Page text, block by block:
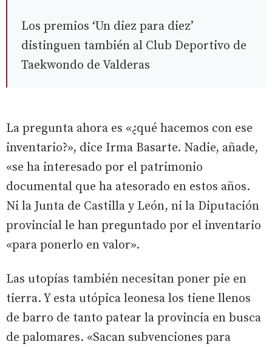
Los premios ‘Un diez para diez’
distinguen también al Club Deportivo de
Taekwondo de Valderas
La pregunta ahora es «¿qué hacemos con ese
inventario?», dice Irma Basarte. Nadie, añade,
«se ha interesado por el patrimonio
documental que ha atesorado en estos años.
Ni la Junta de Castilla y León, ni la Diputación
provincial le han preguntado por el inventario
«para ponerlo en valor».
Las utopías también necesitan poner pie en
tierra. Y esta utópica leonesa los tiene llenos
de barro de tanto patear la provincia en busca
de palomares. «Sacan subvenciones para